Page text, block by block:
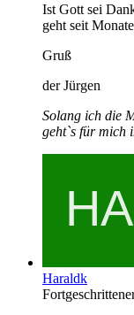
Ist Gott sei
geht seit
Gruß
der Jürgen
Solang ich die
geht`s für mich
Haraldk